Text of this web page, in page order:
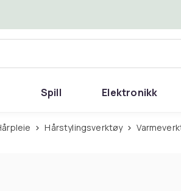
Spill Elektronikk
Hårpleie Hårstylingsverktøy